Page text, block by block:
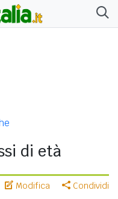
di età
Modifica Condividi